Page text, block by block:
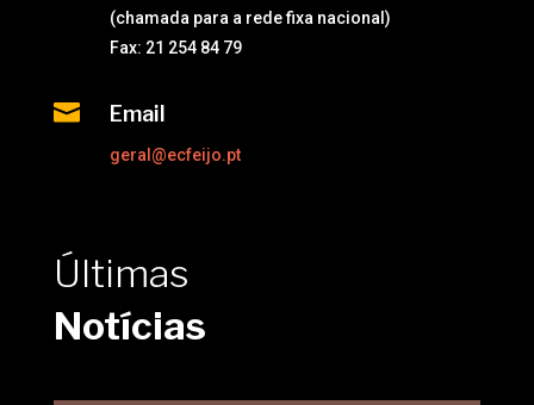
(chamada para a rede fixa nacional)
Fax: 21 254 84 79
 Email
geral@ecfeijo.pt
Últimas
Notícias